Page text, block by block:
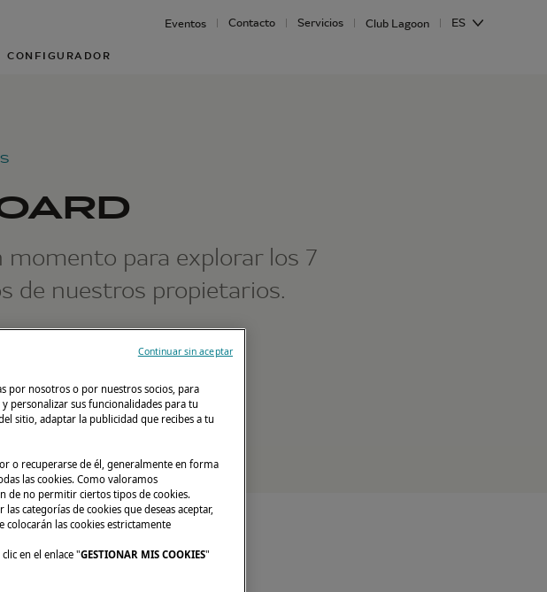
CONFIGURADOR
Eventos Contacto Servicios Club Lagoon ES
momento para explorar los 7
de nuestros propietarios.
por nosotros o por nuestros socios, para
personalizar sus funcionalidades para tu
sitio, adaptar la publicidad que recibes a tu
o recuperarse de él, generalmente en forma
las cookies. Como valoramos
de no permitir ciertos tipos de cookies.
las categorías de cookies que deseas aceptar,
colocarán las cookies estrictamente
en el enlace "GESTIONAR MIS COOKIES"
Continuar sin aceptar